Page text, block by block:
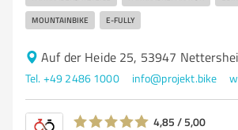
MOUNTAINBIKE E-FULLY
Auf der Heide 25, 53947
Tel. +49 2486 1000 info@projekt.bike
4,85 / 5,00